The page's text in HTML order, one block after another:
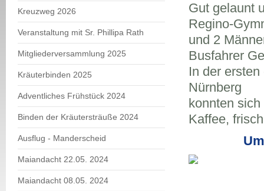
Kreuzweg 2026
Veranstaltung mit Sr. Phillipa Rath
Mitgliederversammlung 2025
Kräuterbinden 2025
Adventliches Frühstück 2024
Binden der Kräutersträuße 2024
Ausflug - Manderscheid
Maiandacht 22.05. 2024
Maiandacht 08.05. 2024
Gut gelaunt
Regino-
und 2
Busfahrer
In der
Nürnberg
konnten
Kaffee,